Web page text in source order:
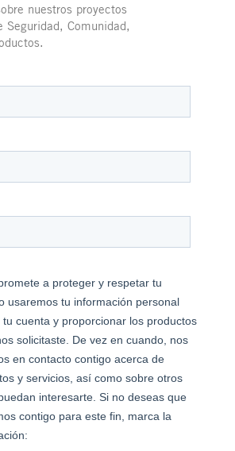
nuestros proyectos
Seguridad, Comunidad,